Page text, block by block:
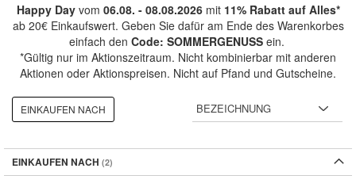
Happy Dayvom 06.08. - 08.08.2026mit 11% Rabatt auf Alles*
ab 20€ Einkaufswert. Geben Sie dafür am Ende des Warenkorbes
einfach den Code: SOMMERGENUSSein.
*Gültig nur im Aktionszeitraum. Nicht kombinierbar mit anderen
Aktionen oder Aktionspreisen. Nicht auf Pfand und Gutscheine.
EINKAUFEN NACH
EINKAUFEN NACH